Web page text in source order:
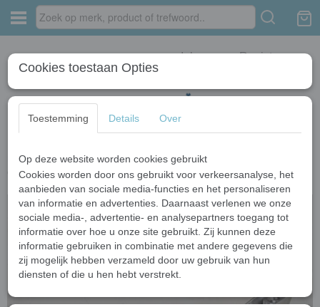
Inloggen Registreren
Home › Kraan en waskom › Geborsteld nikkel afgewerkte wastafel kraan
Ovi met hand geschilderde glazen waskom
Cookies toestaan Opties
Toestemming Details Over
Op deze website worden cookies gebruikt
Cookies worden door ons gebruikt voor verkeersanalyse, het
aanbieden van sociale media-functies en het personaliseren
van informatie en advertenties. Daarnaast verlenen we onze
sociale media-, advertentie- en analysepartners toegang tot
informatie over hoe u onze site gebruikt. Zij kunnen deze
informatie gebruiken in combinatie met andere gegevens die
zij mogelijk hebben verzameld door uw gebruik van hun
diensten of die u hen hebt verstrekt.